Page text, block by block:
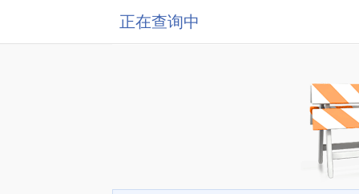
正在查询中